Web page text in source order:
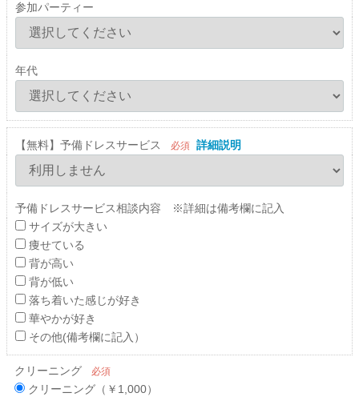
参加パーティー
年代
【無料】予備ドレスサービス 必須 詳細説明
予備ドレスサービス相談内容 ※詳細は備考欄に記入
サイズが大きい
痩せている
背が高い
背が低い
落ち着いた感じが好き
華やかが好き
その他(備考欄に記入）
クリーニング 必須
クリーニング（￥1,000）